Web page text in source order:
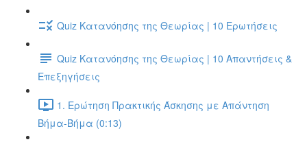
Quiz Κατανόησης της Θεωρίας | 10 Ερωτήσεις
Quiz Κατανόησης της Θεωρίας | 10 Απαντήσεις &
Επεξηγήσεις
1. Ερώτηση Πρακτικής Άσκησης με Απάντηση
Βήμα-Βήμα (0:13)